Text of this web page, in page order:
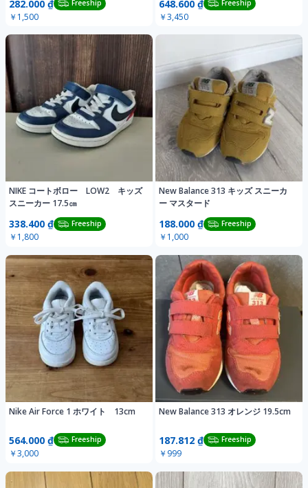
282.000 ₫ Freeship
￥1,500
648.600 ₫ Freeship
￥3,450
NIKE コートボロー LOW2 キッズ
スニーカー 17.5㎝
338.400 ₫ Freeship
￥1,800
New Balance 313 キッズ スニーカ
ー マスタード
188.000 ₫ Freeship
￥1,000
Nike Air Force 1 ホワイト 13cm
564.000 ₫ Freeship
￥3,000
New Balance 313 オレンジ 19.5cm
187.812 ₫ Freeship
￥999